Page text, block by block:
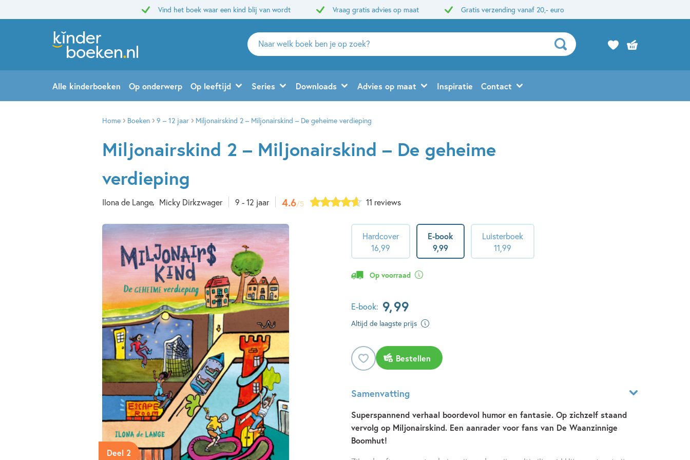
Vind het boek waar een kind blij van wordt Vraag gratis advies op maat Gratis verzending vanaf 20,- euro
Zoeken
naar
en
uitgevers
Alle kinderboeken Op onderwerp Op leeftijd Series Downloads Advies op maat Inspiratie Contact
Home Boeken 9 – 12 jaar Miljonairskind 2 – Miljonairskind – De geheime verdieping
Miljonairskind 2 – Miljonairskind – De geheime
verdieping
Ilona de Lange Micky Dirkzwager 9 - 12 jaar 4.6/5 11 reviews
Deel 2
Hardcover
16 99
E-book
9,99
Luisterboek
11 99
Op voorraad
E-book: 9,99
Altijd de laagste prijs
Bestellen
Samenvatting
Superspannend verhaal boordevol humor en fantasie. Op zichzelf staand
vervolg op Miljonairskind. Een aanrader voor fans van De Waanzinnige
Boomhut!